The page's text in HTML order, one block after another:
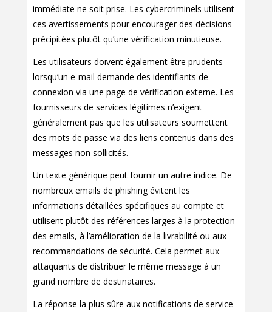
immédiate ne soit prise. Les cybercriminels utilisent
ces avertissements pour encourager des décisions
précipitées plutôt qu’une vérification minutieuse.
Les utilisateurs doivent également être prudents
lorsqu’un e-mail demande des identifiants de
connexion via une page de vérification externe. Les
fournisseurs de services légitimes n’exigent
généralement pas que les utilisateurs soumettent
des mots de passe via des liens contenus dans des
messages non sollicités.
Un texte générique peut fournir un autre indice. De
nombreux emails de phishing évitent les
informations détaillées spécifiques au compte et
utilisent plutôt des références larges à la protection
des emails, à l’amélioration de la livrabilité ou aux
recommandations de sécurité. Cela permet aux
attaquants de distribuer le même message à un
grand nombre de destinataires.
La réponse la plus sûre aux notifications de service